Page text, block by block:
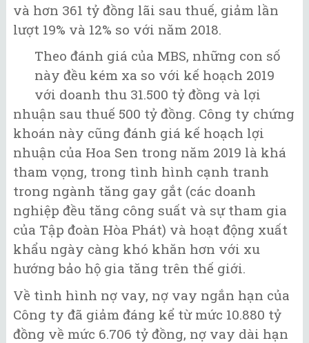
và hơn 361 tỷ đồng lãi sau thuế, giảm lần
lượt 19% và 12% so với năm 2018.
Theo đánh giá của MBS, những con số
này đều kém xa so với kế hoạch 2019
với doanh thu 31.500 tỷ đồng và lợi
nhuận sau thuế 500 tỷ đồng. Công ty chứng
khoán này cũng đánh giá kế hoạch lợi
nhuận của Hoa Sen trong năm 2019 là khá
tham vọng, trong tình hình cạnh tranh
trong ngành tăng gay gắt (các doanh
nghiệp đều tăng công suất và sự tham gia
của Tập đoàn Hòa Phát) và hoạt động xuất
khẩu ngày càng khó khăn hơn với xu
hướng bảo hộ gia tăng trên thế giới.
Về tình hình nợ vay, nợ vay ngắn hạn của
Công ty đã giảm đáng kể từ mức 10.880 tỷ
đồng về mức 6.706 tỷ đồng, nợ vay dài hạn